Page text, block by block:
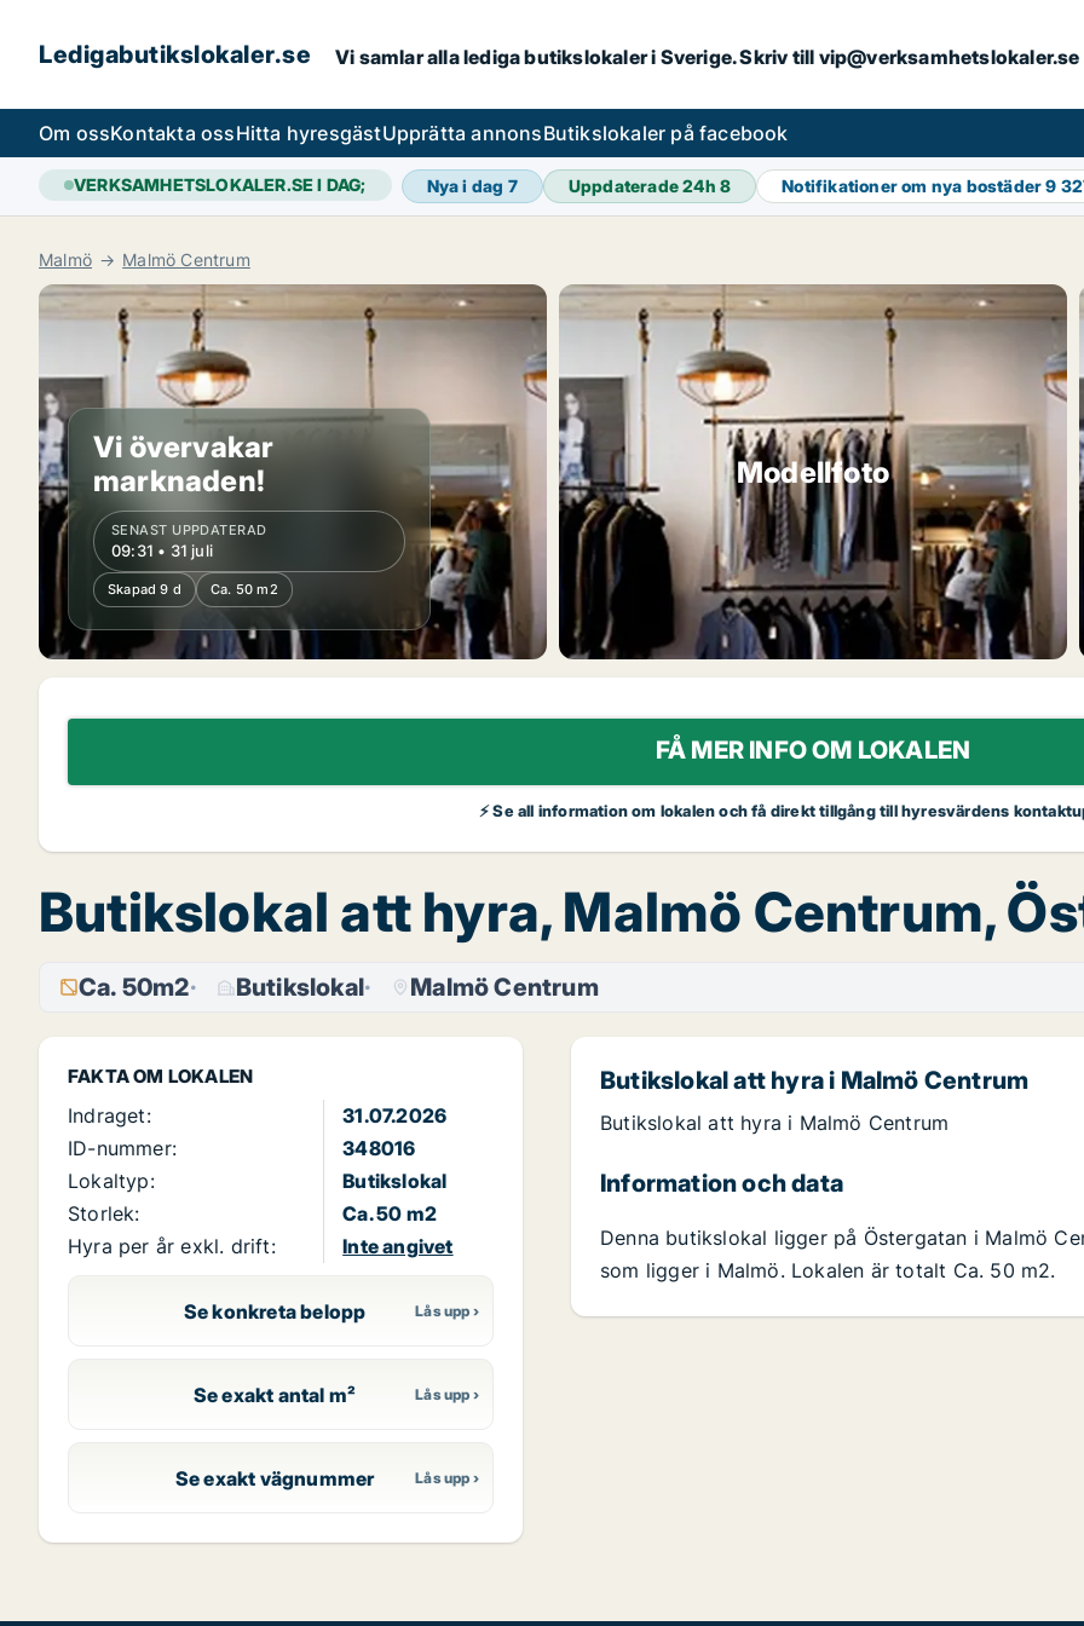
Ledigabutikslokaler.se Vi samlar alla lediga butikslokaler i Sverige. Skriv till
Om ossKontakta ossHitta hyresgästUpprätta annonsButikslokaler på facebook
VERKSAMHETSLOKALER.SE I DAG; Nya i dag 7 Uppdaterade 24h8 Notifikationer om nya bostäder9
Malmö Malmö Centrum
Vi övervakar
marknaden!
SENAST UPPDATERAD
09:31 • 31 juli
Skapad 9 d Ca. 50 m2
Modellfoto
FÅ MER INFO OM LOKALEN
⚡ Se all information om lokalen och få direkt tillgång till hyresvärdens
Butikslokal att hyra, Malmö Centrum,
Ca. 50m2 Butikslokal Malmö Centrum
FAKTA OM LOKALEN
Indraget:
31.07.2026
ID-nummer:
348016
Lokaltyp:
Butikslokal
Storlek:
Ca. 50 m2
Hyra per år exkl. drift:
Inte angivet
Se konkreta belopp
Se exakt antal m²
Se exakt vägnummer
Butikslokal att hyra i Malmö Centrum
Butikslokal att hyra i Malmö Centrum
Information och data
Denna butikslokal ligger på Östergatan i Malmö
som ligger i Malmö. Lokalen är totalt Ca. 50 m2.